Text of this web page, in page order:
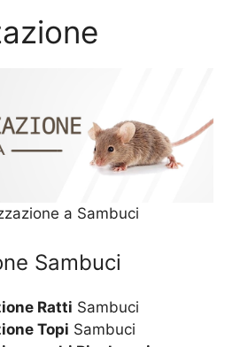
a Sambuci
Sambuci
Ratti Sambuci
Topi Sambuci